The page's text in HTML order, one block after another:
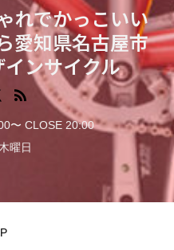
れでかっこいい
愛知県名古屋市
ンサイクル
〜 CLOSE 20:00
曜日